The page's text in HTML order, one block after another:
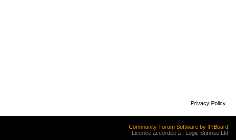
Privacy Policy
Community Forum Software by IP.Board
Licence accordée à : Logic Sunrise Ltd